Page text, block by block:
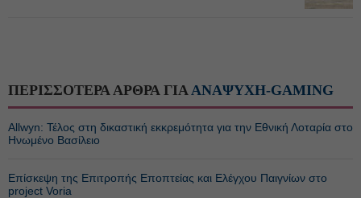
ΠΕΡΙΣΣΟΤΕΡΑ ΑΡΘΡΑ ΓΙΑΑΝΑΨΥΧΗ-GAMING
Allwyn: Τέλος στη δικαστική εκκρεμότητα για την Εθνική Λοταρία στο
Ηνωμένο Βασίλειο
Επίσκεψη της Επιτροπής Εποπτείας και Ελέγχου Παιγνίων στο
project Voria